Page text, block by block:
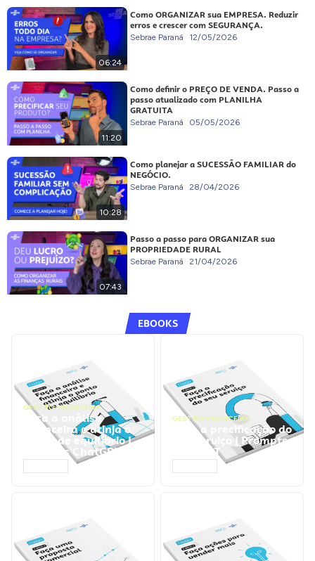
06:24
Como ORGANIZAR sua EMPRESA. Reduzir
erros e crescer com SEGURANÇA.
Sebrae Paraná 12/05/2026
11:20
Como definir o PREÇO DE VENDA. Passo a
passo atualizado com PLANILHA
GRATUITA
Sebrae Paraná 05/05/2026
10:28
Como planejar a SUCESSÃO FAMILIAR do
NEGÓCIO.
Sebrae Paraná 28/04/2026
07:43
Passo a passo para ORGANIZAR sua
PROPRIEDADE RURAL
Sebrae Paraná 21/04/2026
EBOOKS
GESTÃO FINANCEIRA
Faça a análise
financeira e atinja o
ponto de equilíbrio |
Prompts ChatGPT
GESTÃO FINANCEIRA
Faça a precificação do
seu serviço | Prompts
ChatGPT